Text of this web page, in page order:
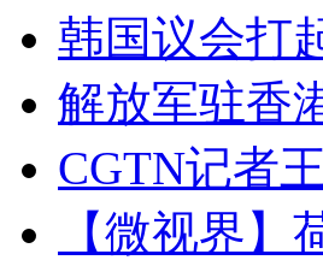
韩国议会打
解放军驻香
CGTN记者
【微视界